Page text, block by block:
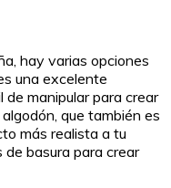
hay varias opciones
una excelente
manipular para crear
que también es
más realista a tu
de basura para crear